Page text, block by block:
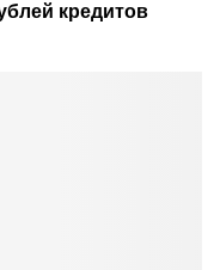
кредитов